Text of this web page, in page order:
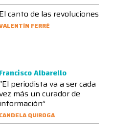
El canto de las revoluciones
FERRÉ
Francisco Albarello
periodista va a ser cada
más un curador de
información”
CANDELA QUIROGA